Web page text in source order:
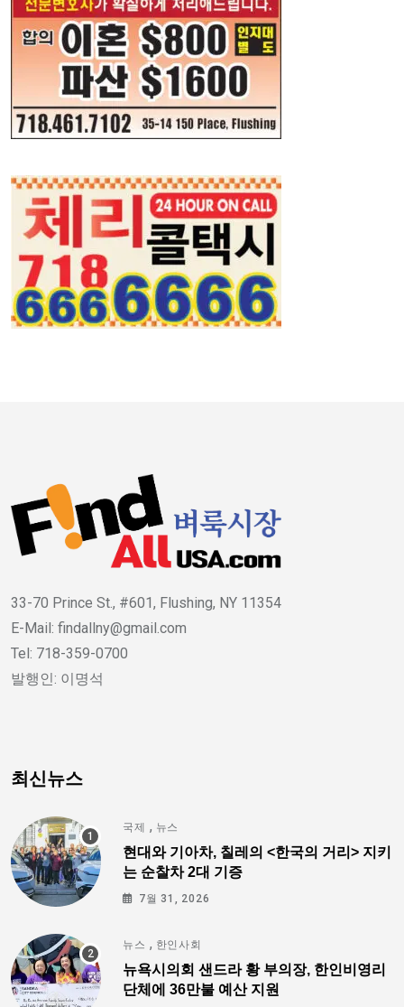
33-70 Prince St., #601, Flushing, NY 11354
E-Mail: findallny@gmail.com
Tel: 718-359-0700
발행인: 이명석
최신뉴스
국제 , 뉴스
현대와 기아차, 칠레의 <한국의 거리> 지키
는 순찰차 2대 기증
7월 31, 2026
뉴스 , 한인사회
뉴욕시의회 샌드라 황 부의장, 한인비영리
단체에 36만불 예산 지원